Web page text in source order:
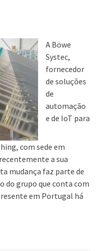
A Böwe
Systec,
fornecedor
de soluções
de
automação
e de IoT para
com sede em
a sua
mudança faz parte de
grupo que conta com
em Portugal há